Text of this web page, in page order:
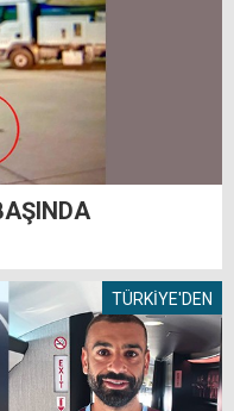
TÜRKİYE'DEN